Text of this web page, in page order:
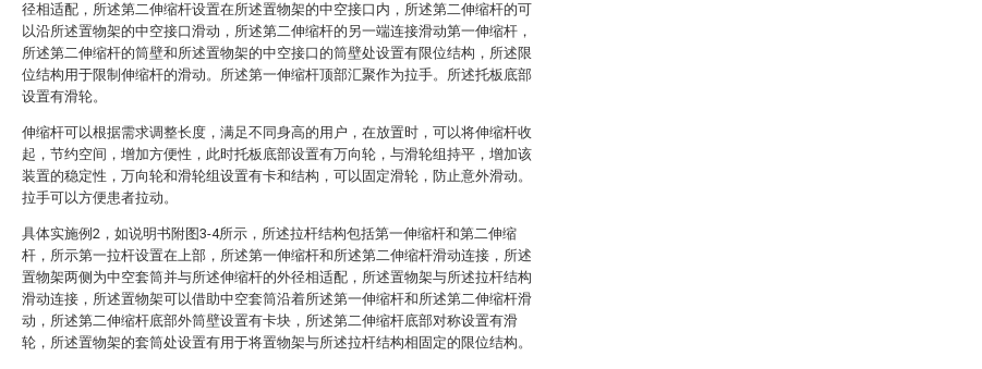
径相适配，所述第二伸缩杆设置在所述置物架的中空接口内，所述第二伸缩杆的可
以沿所述置物架的中空接口滑动，所述第二伸缩杆的另一端连接滑动第一伸缩杆，
所述第二伸缩杆的筒壁和所述置物架的中空接口的筒壁处设置有限位结构，所述限
位结构用于限制伸缩杆的滑动。所述第一伸缩杆顶部汇聚作为拉手。所述托板底部
设置有滑轮。
伸缩杆可以根据需求调整长度，满足不同身高的用户，在放置时，可以将伸缩杆收
起，节约空间，增加方便性，此时托板底部设置有万向轮，与滑轮组持平，增加该
装置的稳定性，万向轮和滑轮组设置有卡和结构，可以固定滑轮，防止意外滑动。
拉手可以方便患者拉动。
具体实施例2，如说明书附图3-4所示，所述拉杆结构包括第一伸缩杆和第二伸缩
杆，所示第一拉杆设置在上部，所述第一伸缩杆和所述第二伸缩杆滑动连接，所述
置物架两侧为中空套筒并与所述伸缩杆的外径相适配，所述置物架与所述拉杆结构
滑动连接，所述置物架可以借助中空套筒沿着所述第一伸缩杆和所述第二伸缩杆滑
动，所述第二伸缩杆底部外筒壁设置有卡块，所述第二伸缩杆底部对称设置有滑
轮，所述置物架的套筒处设置有用于将置物架与所述拉杆结构相固定的限位结构。